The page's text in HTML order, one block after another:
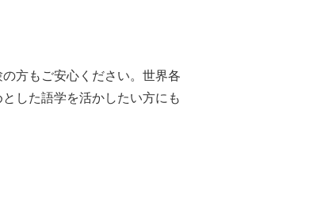
方もご安心ください。世界各
した語学を活かしたい方にも